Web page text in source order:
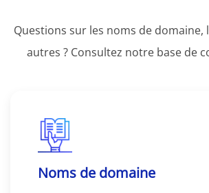
Questions sur les noms de domaine,
autres ? Consultez notre base de
Noms de domaine